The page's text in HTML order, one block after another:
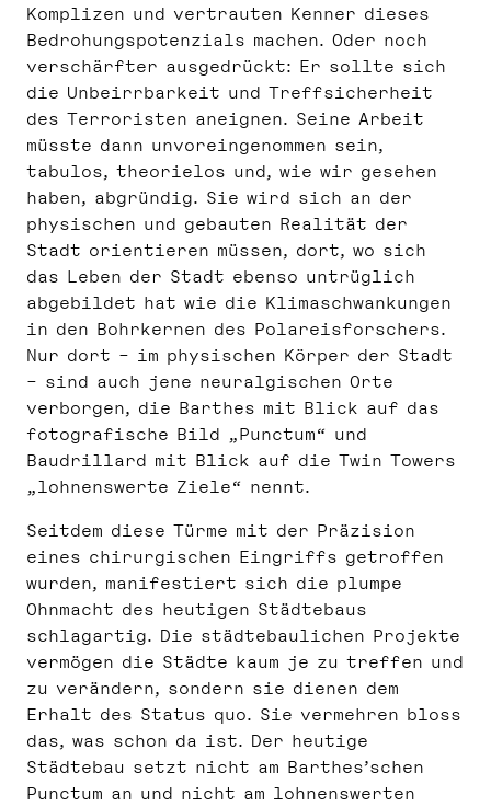
Komplizen und vertrauten Kenner dieses
Bedrohungspotenzials machen. Oder noch
verschärfter ausgedrückt: Er sollte sich
die Unbeirrbarkeit und Treffsicherheit
des Terroristen aneignen. Seine Arbeit
müsste dann unvoreingenommen sein,
tabulos, theorielos und, wie wir gesehen
haben, abgründig. Sie wird sich an der
physischen und gebauten Realität der
Stadt orientieren müssen, dort, wo sich
das Leben der Stadt ebenso untrüglich
abgebildet hat wie die Klimaschwankungen
in den Bohrkernen des Polareisforschers.
Nur dort – im physischen Körper der Stadt
– sind auch jene neuralgischen Orte
verborgen, die Barthes mit Blick auf das
fotografische Bild „Punctum“ und
Baudrillard mit Blick auf die Twin Towers
„lohnenswerte Ziele“ nennt.
Seitdem diese Türme mit der Präzision
eines chirurgischen Eingriffs getroffen
wurden, manifestiert sich die plumpe
Ohnmacht des heutigen Städtebaus
schlagartig. Die städtebaulichen Projekte
vermögen die Städte kaum je zu treffen und
zu verändern, sondern sie dienen dem
Erhalt des Status quo. Sie vermehren bloss
das, was schon da ist. Der heutige
Städtebau setzt nicht am Barthes’schen
Punctum an und nicht am lohnenswerten